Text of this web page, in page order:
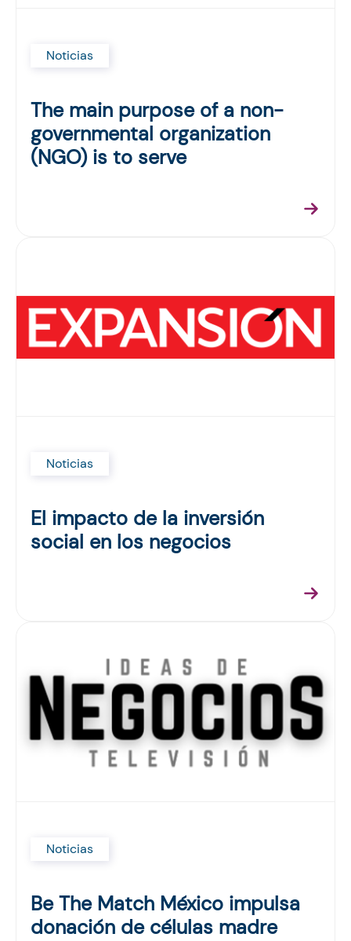
Noticias
The main purpose of a non-
governmental organization
(NGO) is to serve
Noticias
El impacto de la inversión
social en los negocios
Noticias
Be The Match México impulsa
donación de células madre